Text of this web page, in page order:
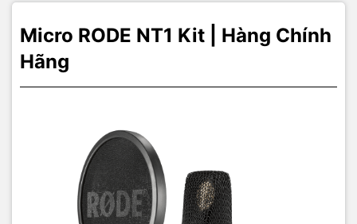
Micro RODE NT1 Kit | Hàng Chính
Hãng